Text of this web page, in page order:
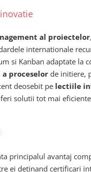
al proiectelor
internationale
si Kanban adaptate
proceselor de initiere,
deosebit pe lectiile
solutii tot mai
principalul avantaj
ei detinand certificari